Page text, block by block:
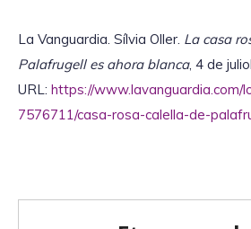
La Vanguardia. Sílvia Oller. La casa
Palafrugell es ahora blanca, 4 de
URL: https://www.lavanguardia.com/
7576711/casa-rosa-calella-de-